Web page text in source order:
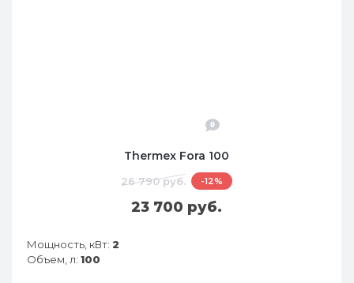
0
Thermex Fora 100
26 790 руб. -12%
23 700 руб.
Мощность, кВт: 2
Объем, л: 100